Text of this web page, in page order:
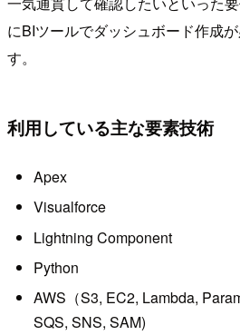
にBIツールでダッシュボード作成
す。
利用している主な要素技術
Apex
Visualforce
Lightning Component
Python
AWS（S3, EC2, Lambda,
SQS, SNS, SAM)